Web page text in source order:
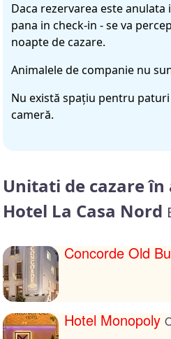
Daca rezervarea este
pana in check-in - se va
noapte de cazare.
Animalele de companie nu
Nu există spaţiu pentru
cameră.
Unitati de cazare
Hotel La Casa Nord
Concorde Old
Hotel Monopoly